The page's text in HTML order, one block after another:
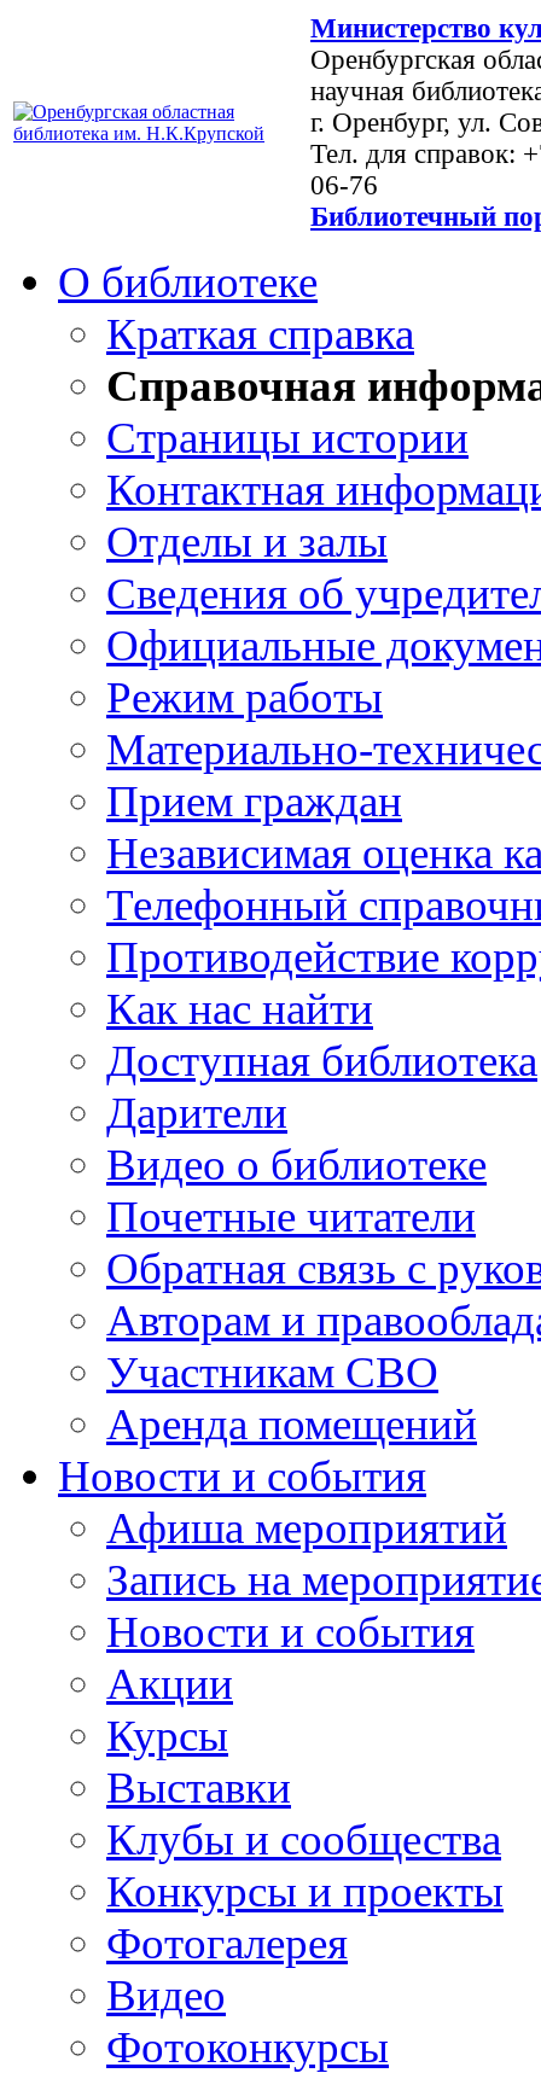
Министерство
Оренбургская
научная
г. Оренбург, ул.
Тел. для справок:
06-76
Библиотечный
О библиотеке
Краткая справка
Справочная
Страницы истории
Контактная
Отделы и залы
Сведения об
Официальные
Режим работы
Материально-
Прием граждан
Независимая оценка
Телефонный
Противодействие
Как нас найти
Доступная библиотека
Дарители
Видео о библиотеке
Почетные читатели
Обратная связь с
Авторам и
Участникам СВО
Аренда помещений
Новости и события
Афиша мероприятий
Запись на
Новости и события
Акции
Курсы
Выставки
Клубы и сообщества
Конкурсы и проекты
Фотогалерея
Видео
Фотоконкурсы